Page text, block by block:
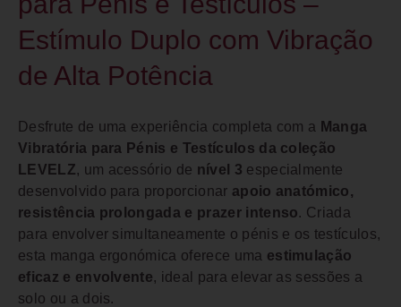
Estímulo Duplo com Vibração
de Alta Potência
Desfrute de uma experiência completa com a Manga
Vibratória para Pénis e Testículos da coleção
LEVELZ, um acessório de nível 3 especialmente
desenvolvido para proporcionar apoio anatómico,
resistência prolongada e prazer intenso. Criada
para envolver simultaneamente o pénis e os testículos,
esta manga ergonómica oferece uma estimulação
eficaz e envolvente, ideal para elevar as sessões a
solo ou a dois.